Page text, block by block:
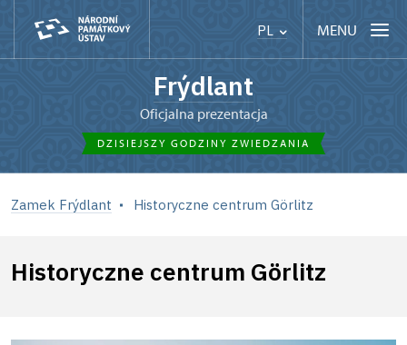
PL MENU
Frýdlant
Oficjalna prezentacja
DZISIEJSZY GODZINY ZWIEDZANIA
Zamek Frýdlant Historyczne centrum Görlitz
Historyczne centrum Görlitz